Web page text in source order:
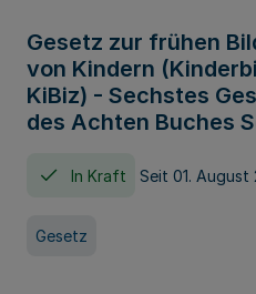
Gesetz zur frühen
von Kindern
KiBiz) - Sechstes
des Achten Buches
In Kraft Seit 01. August
Gesetz